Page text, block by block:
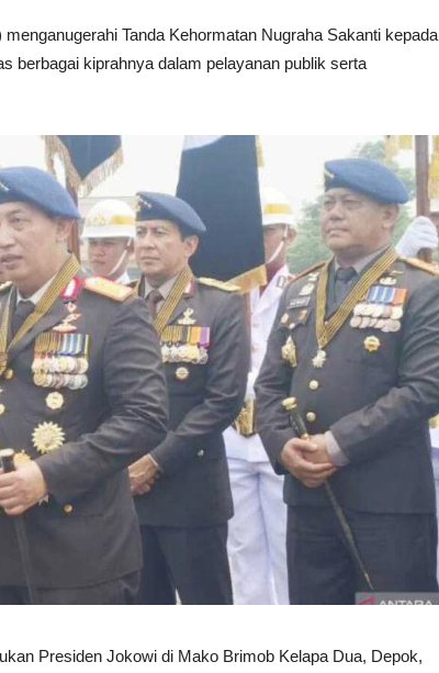
Tanda Kehormatan Nugraha Sakanti kepada
berbagai kiprahnya dalam pelayanan publik serta
Presiden Jokowi di Mako Brimob Kelapa Dua, Depok,